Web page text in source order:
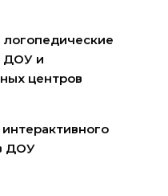
ДОУ и
центров
ДОУ